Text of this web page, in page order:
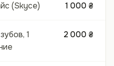
(Skyce) 1 000 ₴
1
2 000 ₴